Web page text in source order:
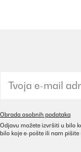
Aufbewahrungsbox.
Obrada osobnih podataka
Odjavu možete izvršiti u bilo
bilo koje e-pošte ili nam pišite